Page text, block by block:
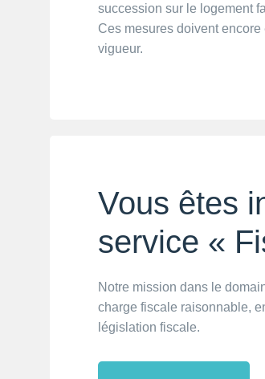
succession sur le logement
Ces mesures doivent
vigueur.
Vous êtes
service «
Notre mission dans le
charge fiscale raisonnable,
législation fiscale.